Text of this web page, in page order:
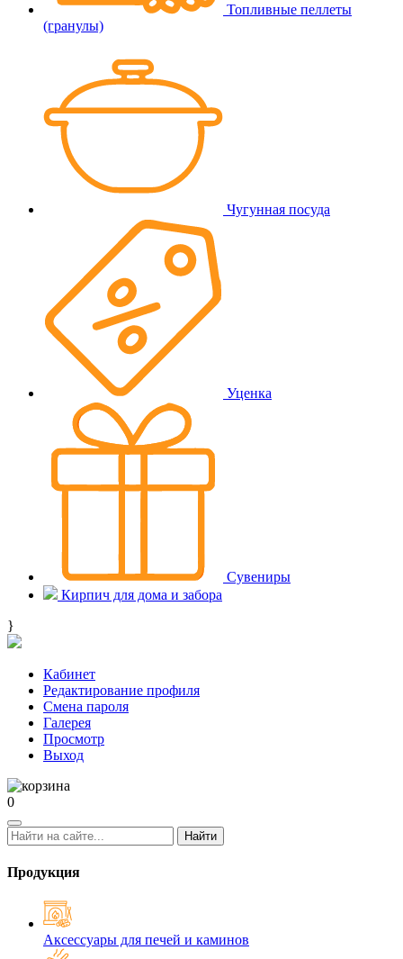
Топливные пеллеты
(гранулы)
Чугунная посуда
Уценка
Сувениры
Кирпич для дома и забора
}
Кабинет
Редактирование профиля
Смена пароля
Галерея
Просмотр
Выход
0
Найти
Продукция
Аксессуары для печей и каминов